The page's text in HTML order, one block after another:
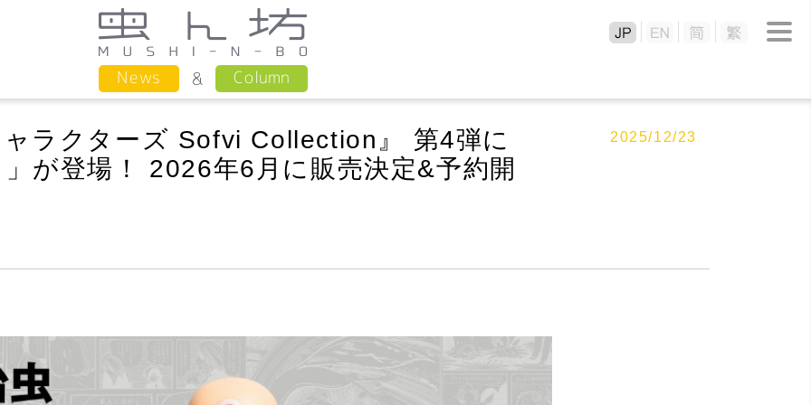
News Column
ラクターズ Sofvi Collection』 第4弾に
が登場！ 2026年6月に販売決定&予約開
2025/12/23